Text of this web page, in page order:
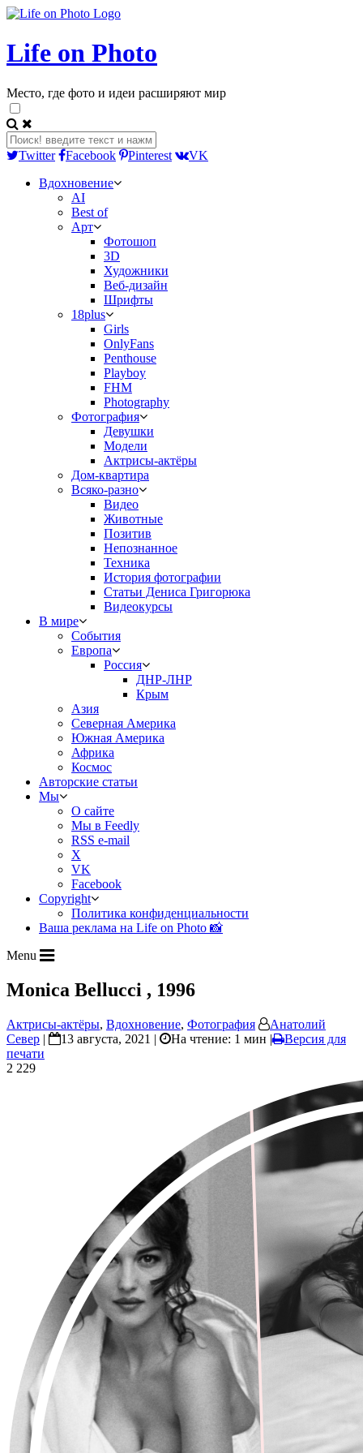
Life on Photo
Место, где фото и идеи расширяют мир
Twitter Facebook Pinterest
VK
Вдохновение
AI
Best of
Арт
Фотошоп
3D
Художники
Веб-дизайн
Шрифты
18plus
Girls
OnlyFans
Penthouse
Playboy
FHM
Photography
Фотография
Девушки
Модели
Актрисы-актёры
Дом-квартира
Всяко-разно
Видео
Животные
Позитив
Непознанное
Техника
История фотографии
Статьи Дениса Григорюка
Видеокурсы
В мире
События
Европа
Россия
ДНР-ЛНР
Крым
Азия
Северная Америка
Южная Америка
Африка
Космос
Авторские статьи
Мы
О сайте
Мы в Feedly
RSS e-mail
X
VK
Facebook
Copyright
Политика конфиденциальности
Ваша реклама на Life on Photo 📸
Menu
Monica Bellucci , 1996
Актрисы-актёры, Вдохновение, Фотография
Анатолий
Север | 13 августа, 2021 | На чтение: 1 мин |
Версия для
печати
2 229